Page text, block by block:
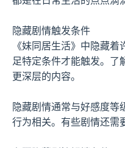
隐藏剧情触发条件
《妹同居生活》中隐藏
足特定条件才能触发。了
更深层的内容。
隐藏剧情通常与好感度等
行为相关。有些剧情还需